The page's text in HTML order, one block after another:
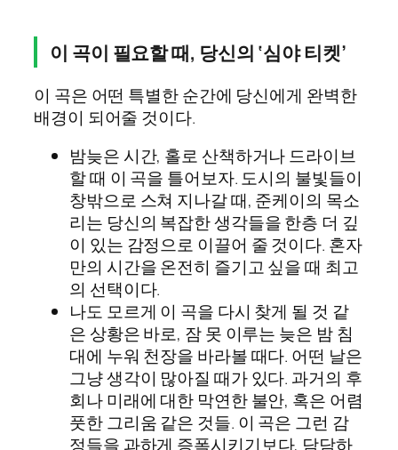
이 곡이 필요할 때, 당신의 ‘심야 티켓’
이 곡은 어떤 특별한 순간에 당신에게 완벽한
배경이 되어줄 것이다.
밤늦은 시간, 홀로 산책하거나 드라이브
할 때 이 곡을 틀어보자. 도시의 불빛들이
창밖으로 스쳐 지나갈 때, 준케이의 목소
리는 당신의 복잡한 생각들을 한층 더 깊
이 있는 감정으로 이끌어 줄 것이다. 혼자
만의 시간을 온전히 즐기고 싶을 때 최고
의 선택이다.
나도 모르게 이 곡을 다시 찾게 될 것 같
은 상황은 바로, 잠 못 이루는 늦은 밤 침
대에 누워 천장을 바라볼 때다. 어떤 날은
그냥 생각이 많아질 때가 있다. 과거의 후
회나 미래에 대한 막연한 불안, 혹은 어렴
풋한 그리움 같은 것들. 이 곡은 그런 감
정들을 과하게 증폭시키기보다, 담담하